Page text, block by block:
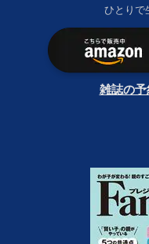
ひとりで
雑誌の